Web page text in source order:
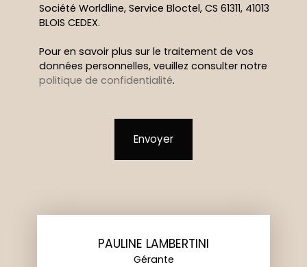
Société Worldline, Service Bloctel, CS 61311, 41013
BLOIS CEDEX.
Pour en savoir plus sur le traitement de vos
données personnelles, veuillez consulter notre
politique de confidentialité.
Envoyer
PAULINE LAMBERTINI
Gérante